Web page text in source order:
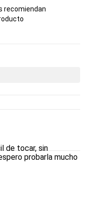
recomiendan
de tocar, sin
probarla mucho